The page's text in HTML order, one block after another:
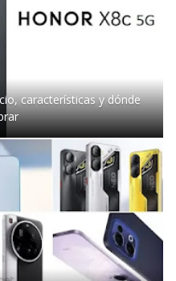
características y dónde